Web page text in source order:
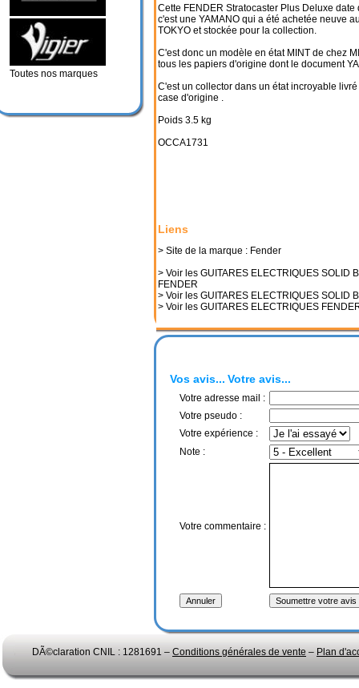
Cette FENDER Stratocaster Plus Deluxe date
c'est une YAMANO qui a été achetée neuve
TOKYO et stockée pour la collection.
C'est donc un modèle en état MINT de chez
tous les papiers d'origine dont le document
C'est un collector dans un état incroyable
case d'origine .
Poids 3.5 kg
OCCA1731
Liens
> Site de la marque : Fender
> Voir les GUITARES ELECTRIQUES SOLID
FENDER
> Voir les GUITARES ELECTRIQUES SOLID
> Voir les GUITARES ELECTRIQUES
Vos avis... Votre avis...
Votre adresse mail :
Votre pseudo :
Votre expérience :
Note :
Votre commentaire :
Toutes nos marques
DÃ©claration CNIL : 1281691 – Conditions générales de vente – Plan